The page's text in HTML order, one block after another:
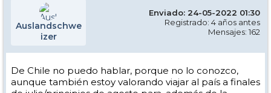
Auslandschwe
izer
Enviado: 24-05-2022 01:30
Registrado: 4 años antes
Mensajes: 162
De Chile no puedo hablar, porque no lo conozco,
aunque también estoy valorando viajar al país a finales